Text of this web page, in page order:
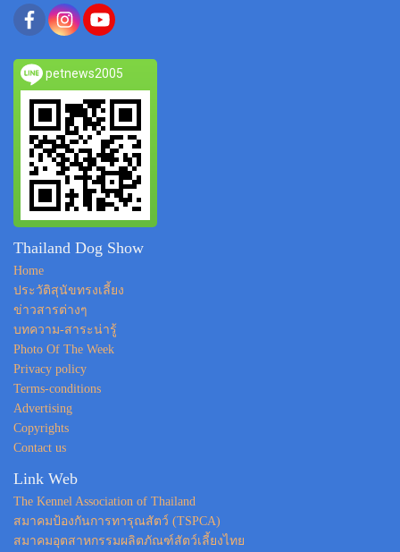
petnews2005
Thailand Dog Show
Home
ประวัติสุนัขทรงเลี้ยง
ข่าวสารต่างๆ
บทความ-สาระน่ารู้
Photo Of The Week
Privacy policy
Terms-conditions
Advertising
Copyrights
Contact us
Link Web
The Kennel Association of Thailand
สมาคมป้องกันการทารุณสัตว์ (TSPCA)
สมาคมอุตสาหกรรมผลิตภัณฑ์สัตว์เลี้ยงไทย